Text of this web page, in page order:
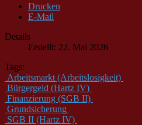
Drucken
E-Mail
Details
Erstellt: 22. Mai 2026
Tags:
Arbeitsmarkt (Arbeitslosigkeit)
Bürgergeld (Hartz IV)
Finanzierung (SGB II)
Grundsicherung
SGB II (Hartz IV)